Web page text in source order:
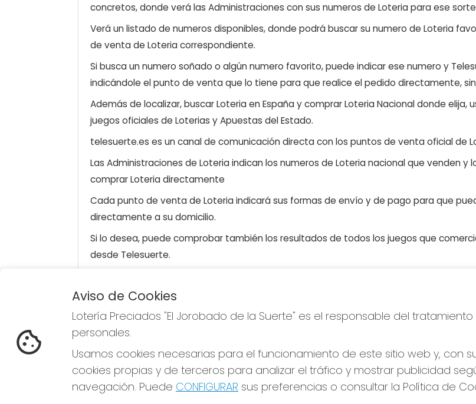
concretos, donde verá las Administraciones con sus numeros de Loteria para ese
Verá un listado de numeros disponibles, donde podrá buscar su numero de Loteria
de venta de Loteria correspondiente.
Si busca un numero soñado o algún numero favorito, puede indicar ese numero y
indicándole el punto de venta que lo tiene para que realice el pedido directamente,
Además de localizar, buscar Loteria en España y comprar Loteria Nacional donde
juegos oficiales de Loterias y Apuestas del Estado.
telesuerte.es es un canal de comunicación directa con los puntos de venta oficial de
Las Administraciones de Loteria indican los numeros de Loteria nacional que venden y
comprar Loteria directamente
Cada punto de venta de Loteria indicará sus formas de envío y de pago para que
directamente a su domicilio.
Si lo desea, puede comprobar también los resultados de todos los juegos que
desde Telesuerte.
LOTERÍA PRECIADOS "EL
JOROBADO DE LA SUERTE"
¿Quiénes somos?
Resultados
Contacto
Empresas
Premios Peña
REDES SOCIALES CONTACTO
660452468
C/PRECIADOS, 7
Aviso de Cookies
Lotería Preciados "El Jorobado de la Suerte" es el responsable del
personales.
Usamos cookies necesarias para el funcionamiento de este sitio web y, con
cookies propias y de terceros para analizar el tráfico y mostrar publicidad
navegación. Puede CONFIGURAR sus preferencias o consultar la Política de